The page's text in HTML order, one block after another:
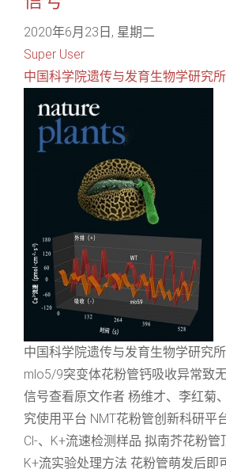
2020年6月23日, 星期二
Super User
中国科学院遗传与发育生物学研究所
中国科学院遗传与发育生物学研究
mlo5/9突变体花粉管钙吸收异常致
信号查看原文作者 杨维才、李红菊
究使用平台 NMT花粉管创新科研平
Cl-、K+流速检测样品 拟南芥花粉管
K+流实验处理方法 花粉管萌发后即